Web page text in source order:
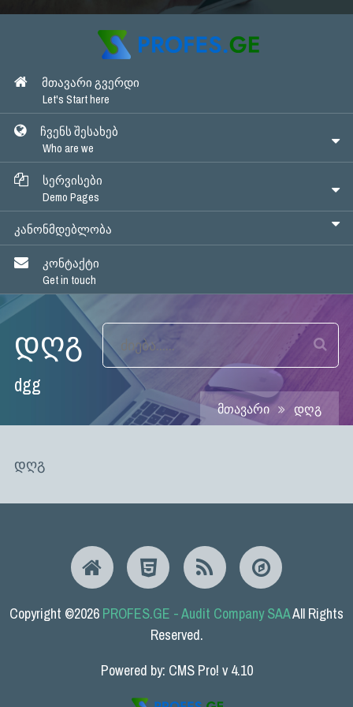
ᲛᲗᲐᲕᲐᲠᲘ ᲒᲕᲔᲠᲓᲘ
Let's Start here
ᲩᲕᲔᲜᲡ ᲨᲔᲡᲐᲮᲔᲑ
Who are we
ᲡᲔᲠᲕᲘᲡᲔᲑᲘ
Demo Pages
ᲙᲐᲜᲝᲜᲛᲓᲔᲑᲚᲝᲑᲐ
ᲙᲝᲜᲢᲐᲥᲢᲘ
Get in touch
Მთავარი Დღგ
დღგ
dgg
დღგ
Copyright ©2026 PROFES.GE - Audit Company SAAAll Rights
Reserved.
Powered by: CMS Pro! v 4.10